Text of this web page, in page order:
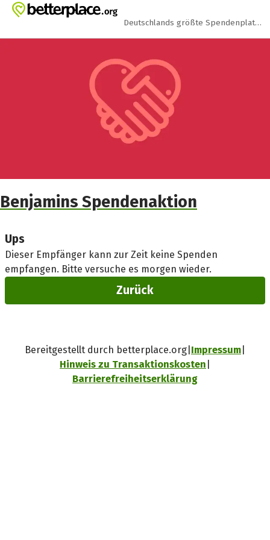
Zum Hauptinhalt springen
Erklärung zur Barrierefreiheit anzeigen
Deutschlands größte Spendenplattform
Benjamins Spendenaktion
Ups
Dieser Empfänger kann zur Zeit keine Spenden
empfangen. Bitte versuche es morgen wieder.
Zurück
Bereitgestellt durch betterplace.org Impressum
Hinweis zu Transaktionskosten
Barrierefreiheitserklärung